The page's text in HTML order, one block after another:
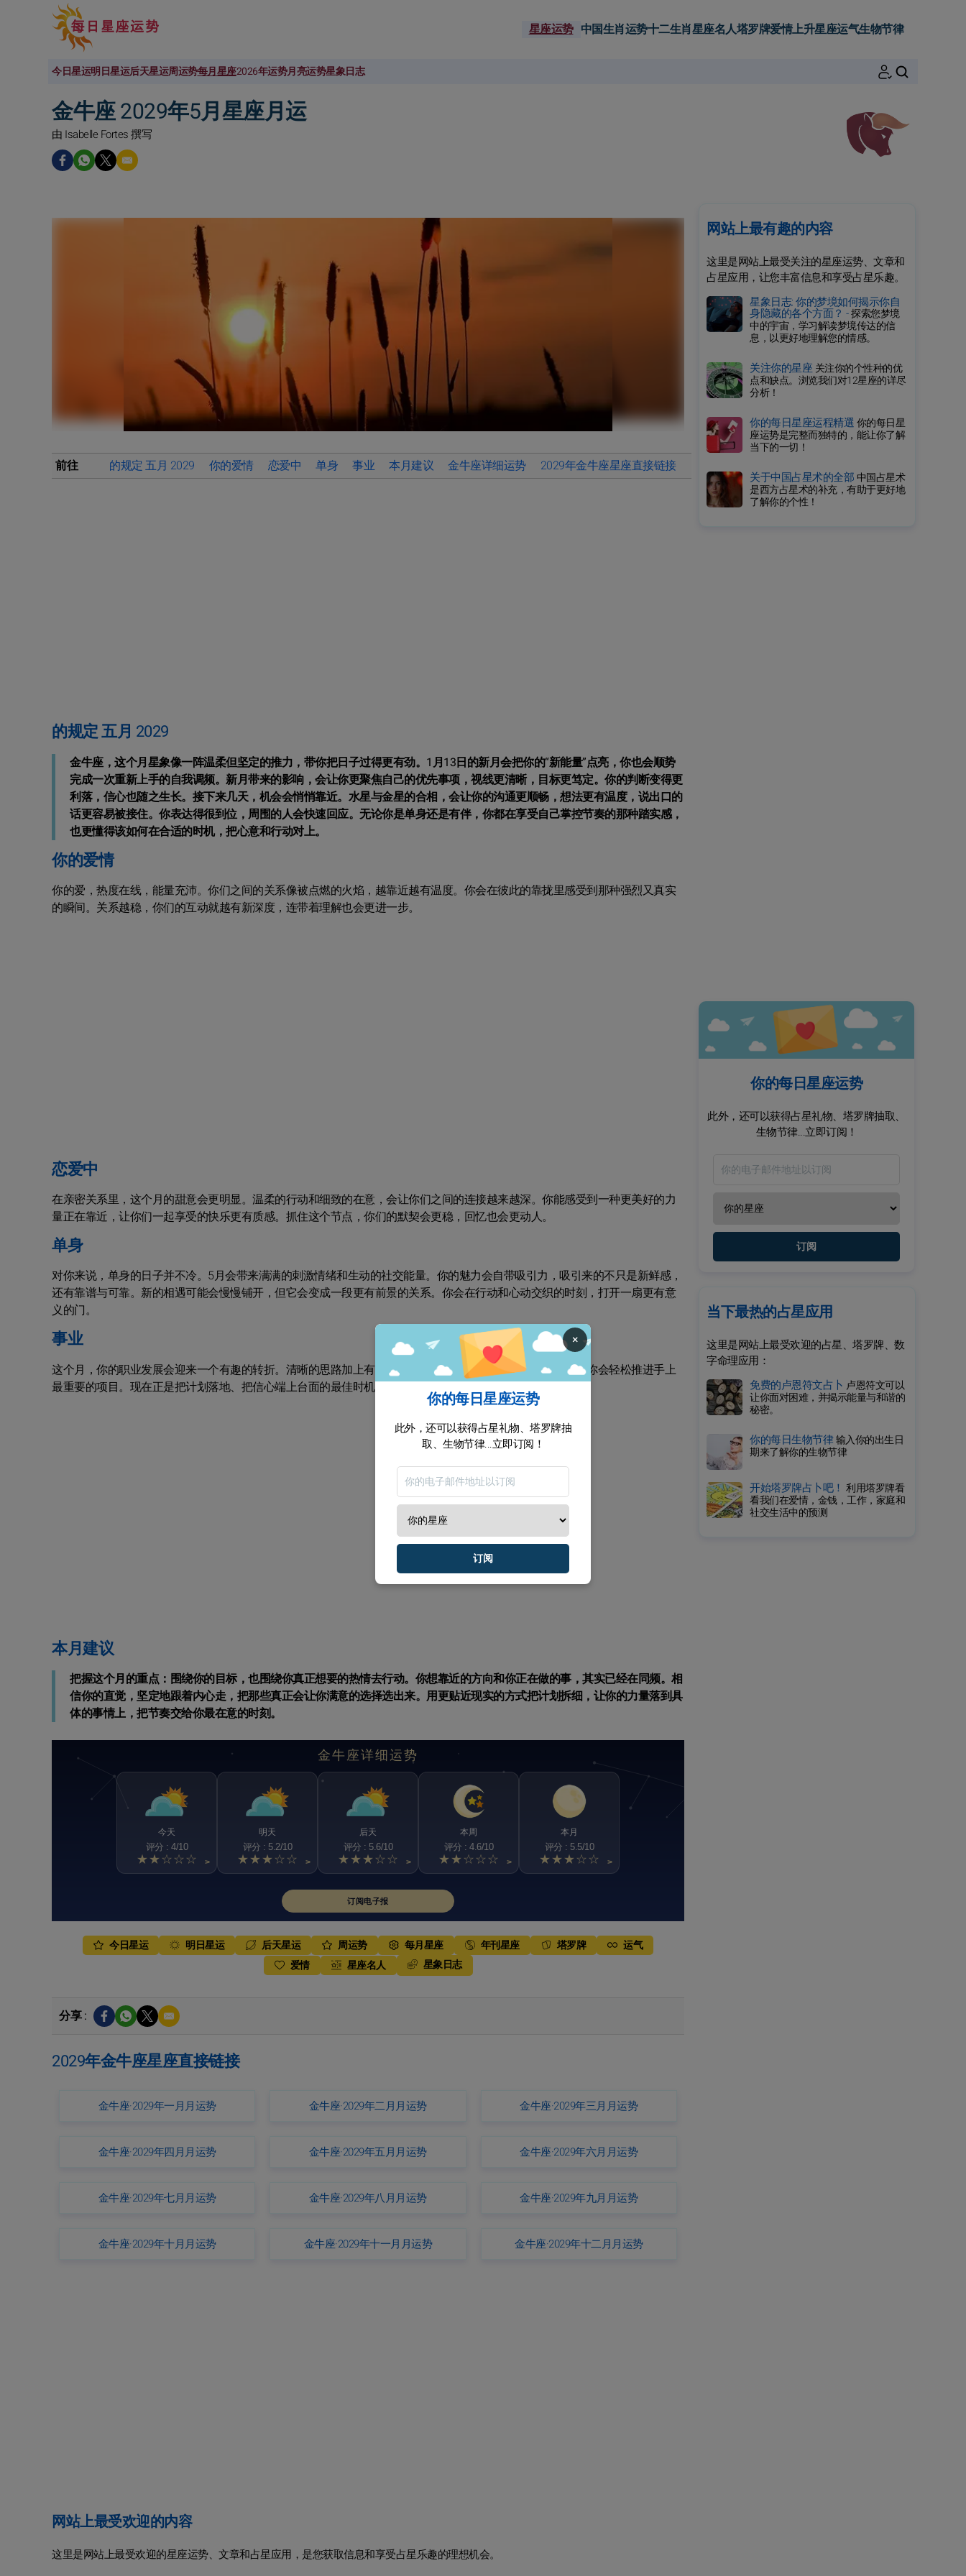
星座运势 中国生肖运势十二生肖星座名人塔罗牌爱情上升星座运气生物节律
今日星运明日星运后天星运周运势每月星座2026年运势月亮运势星象日志
金牛座 2029年5月星座月运
由 Isabelle Fortes 撰写
前往 的规定 五月 2029 你的爱情 恋爱中 单身 事业 本月建议 金牛座详细运势 2029年金牛座星座直接链接
的规定 五月 2029
金牛座，这个月星象像一阵温柔但坚定的推力，带你把日子过得更有劲。1月13日的新月会把你的“新能量”点亮，你也会顺势
完成一次重新上手的自我调频。新月带来的影响，会让你更聚焦自己的优先事项，视线更清晰，目标更笃定。你的判断变得更
利落，信心也随之生长。接下来几天，机会会悄悄靠近。水星与金星的合相，会让你的沟通更顺畅，想法更有温度，说出口的
话更容易被接住。你表达得很到位，周围的人会快速回应。无论你是单身还是有伴，你都在享受自己掌控节奏的那种踏实感，
也更懂得该如何在合适的时机，把心意和行动对上。
你的爱情
你的爱，热度在线，能量充沛。你们之间的关系像被点燃的火焰，越靠近越有温度。你会在彼此的靠拢里感受到那种强烈又真实
的瞬间。关系越稳，你们的互动就越有新深度，连带着理解也会更进一步。
恋爱中
在亲密关系里，这个月的甜意会更明显。温柔的行动和细致的在意，会让你们之间的连接越来越深。你能感受到一种更美好的力
量正在靠近，让你们一起享受的快乐更有质感。抓住这个节点，你们的默契会更稳，回忆也会更动人。
单身
对你来说，单身的日子并不冷。5月会带来满满的刺激情绪和生动的社交能量。你的魅力会自带吸引力，吸引来的不只是新鲜感，
还有靠谱与可靠。新的相遇可能会慢慢铺开，但它会变成一段更有前景的关系。你会在行动和心动交织的时刻，打开一扇更有意
义的门。
事业
这个月，你的职业发展会迎来一个有趣的转折。清晰的思路加上有效的沟通，会让你在关键处更容易被看见。你会轻松推进手上
最重要的项目。现在正是把计划落地、把信心端上台面的最佳时机，你会用行动把更好的自己带出来。
本月建议
把握这个月的重点：围绕你的目标，也围绕你真正想要的热情去行动。你想靠近的方向和你正在做的事，其实已经在同频。相
信你的直觉，坚定地跟着内心走，把那些真正会让你满意的选择选出来。用更贴近现实的方式把计划拆细，让你的力量落到具
体的事情上，把节奏交给你最在意的时刻。
金牛座详细运势
今天
评分 : 4/10
★★☆☆☆ >
明天
评分 : 5.2/10
★★★☆☆ >
后天
评分 : 5.6/10
★★★☆☆ >
本周
评分 : 4.6/10
★★☆☆☆ >
本月
评分 : 5.5/10
★★★☆☆ >
订阅电子报
今日星运 明日星运 后天星运 周运势 每月星座 年刊星座 塔罗牌
运气
爱情
星座名人 星象日志
分享 :
2029年金牛座星座直接链接
金牛座·2029年一月月运势 金牛座·2029年二月月运势 金牛座·2029年三月月运势
金牛座·2029年四月月运势 金牛座·2029年五月月运势 金牛座·2029年六月月运势
金牛座·2029年七月月运势 金牛座·2029年八月月运势 金牛座·2029年九月月运势
金牛座·2029年十月月运势 金牛座·2029年十一月月运势 金牛座·2029年十二月月运势
网站上最受欢迎的内容
这里是网站上最受欢迎的星座运势、文章和占星应用，是您获取信息和享受占星乐趣的理想机会。
网站上最有趣的内容
这里是网站上最受关注的星座运势、文章和
占星应用，让您丰富信息和享受占星乐趣。
星象日志: 你的梦境如何揭示你自
身隐藏的各个方面？ -探索您梦境
中的宇宙，学习解读梦境传达的信
息，以更好地理解您的情感。
关注你的星座关注你的个性种的优
点和缺点。浏览我们对12星座的详尽
分析！
你的每日星座运程精選你的每日星
座运势是完整而独特的，能让你了解
当下的一切！
关于中国占星术的全部中国占星术
是西方占星术的补充，有助于更好地
了解你的个性！
你的每日星座运势
此外，还可以获得占星礼物、塔罗牌抽取、
生物节律...立即订阅！
订阅
当下最热的占星应用
这里是网站上最受欢迎的占星、塔罗牌、数
字命理应用：
免费的卢恩符文占卜 卢恩符文可以
让你面对困难，并揭示能量与和谐的
秘密。
你的每日生物节律输入你的出生日
期来了解你的生物节律
开始塔罗牌占卜吧！ 利用塔罗牌看
看我们在爱情，金钱，工作，家庭和
社交生活中的预测
×
你的每日星座运势
此外，还可以获得占星礼物、塔罗牌抽
取、生物节律...立即订阅！
订阅